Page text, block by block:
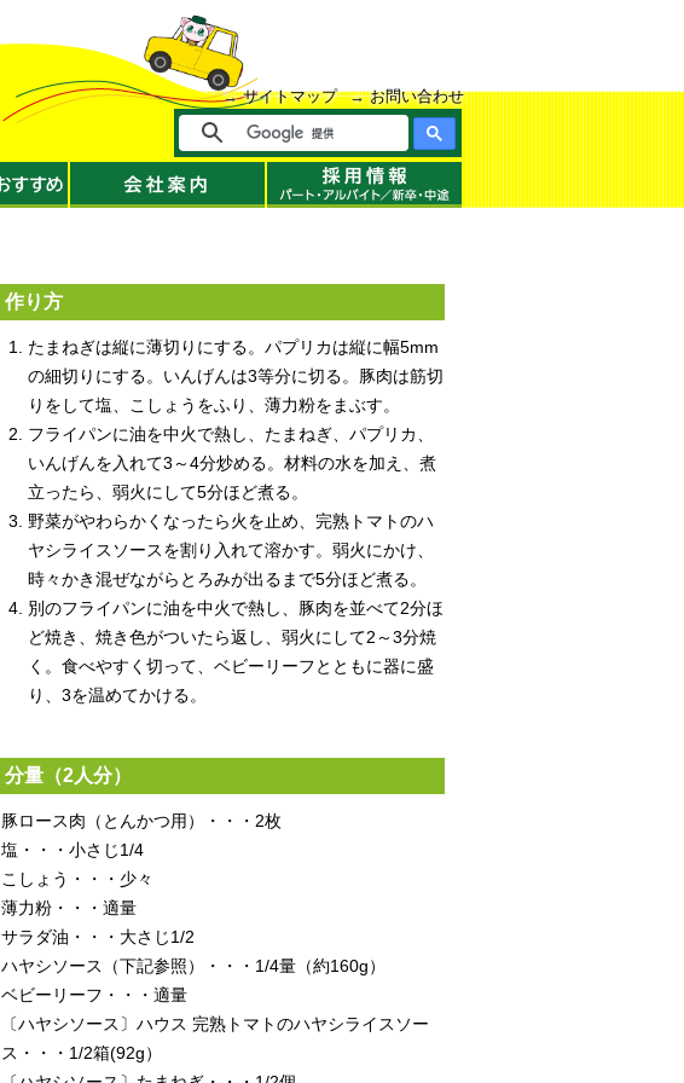
サイトマップ お問い合わせ
作り方
たまねぎは縦に薄切りにする。パプリカは縦に幅5mm
の細切りにする。いんげんは3等分に切る。豚肉は筋切
りをして塩、こしょうをふり、薄力粉をまぶす。
フライパンに油を中火で熱し、たまねぎ、パプリカ、
いんげんを入れて3～4分炒める。材料の水を加え、煮
立ったら、弱火にして5分ほど煮る。
野菜がやわらかくなったら火を止め、完熟トマトのハ
ヤシライスソースを割り入れて溶かす。弱火にかけ、
時々かき混ぜながらとろみが出るまで5分ほど煮る。
別のフライパンに油を中火で熱し、豚肉を並べて2分ほ
ど焼き、焼き色がついたら返し、弱火にして2～3分焼
く。食べやすく切って、ベビーリーフとともに器に盛
り、3を温めてかける。
分量（2人分）
豚ロース肉（とんかつ用）・・・2枚
塩・・・小さじ1/4
こしょう・・・少々
薄力粉・・・適量
サラダ油・・・大さじ1/2
ハヤシソース（下記参照）・・・1/4量（約160g）
ベビーリーフ・・・適量
〔ハヤシソース〕ハウス 完熟トマトのハヤシライスソー
ス・・・1/2箱(92g）